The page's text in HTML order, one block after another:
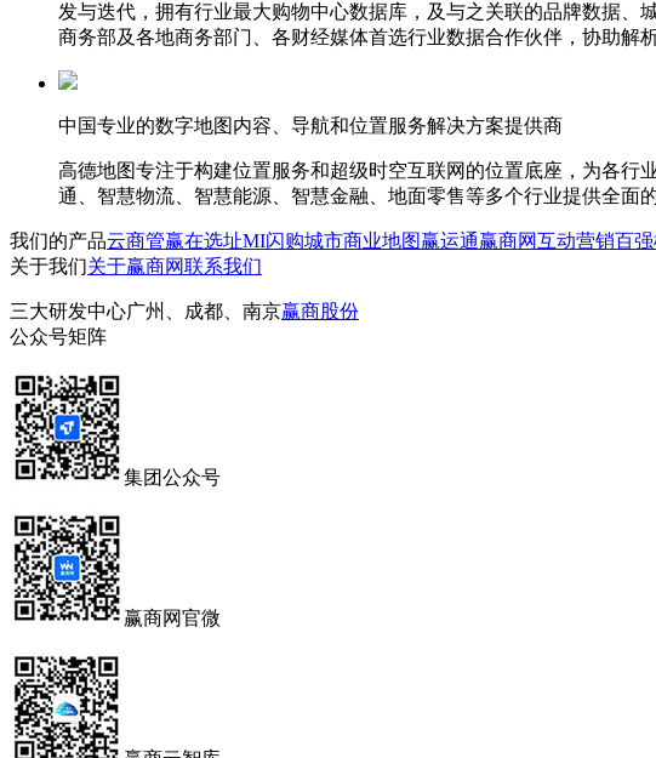
发与迭代，拥有行业最大购物中心数据库，及与之关联的品牌数据
商务部及各地商务部门、各财经媒体首选行业数据合作伙伴，协助解
中国专业的数字地图内容、导航和位置服务解决方案提供商
高德地图专注于构建位置服务和超级时空互联网的位置底座，为各
通、智慧物流、智慧能源、智慧金融、地面零售等多个行业提供全面
我们的产品云商管赢在选址MI闪购城市商业地图赢运通赢商网互动营销百
关于我们关于赢商网联系我们
三大研发中心广州、成都、南京赢商股份
公众号矩阵
集团公众号
赢商网官微